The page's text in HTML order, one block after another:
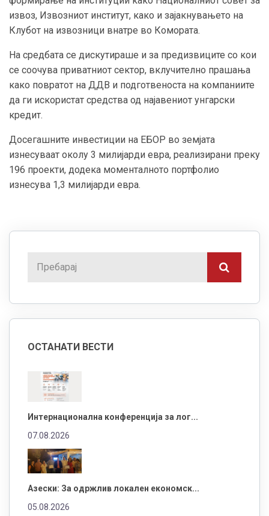
извоз, Извозниот институт, како и зајакнувањето на
Клубот на извозници внатре во Комората.
На средбата се дискутираше и за предизвиците со кои
се соочува приватниот сектор, вклучително прашања
како повратот на ДДВ и подготвеноста на компаниите
да ги искористат средства од најавениот унгарски
кредит.
Досегашните инвестиции на ЕБОР во земјата
изнесуваат околу 3 милијарди евра, реализирани преку
196 проекти, додека моменталното портфолио
изнесува 1,3 милијарди евра.
ОСТАНАТИ ВЕСТИ
Интернационална конференција за лог...
07.08.2026
Азески: За одржлив локален економск...
05.08.2026